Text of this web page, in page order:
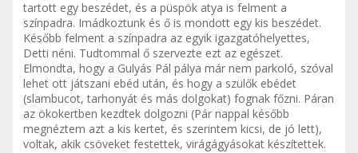
tartott egy beszédet, és a püspök atya is felment a
színpadra. Imádkoztunk és ő is mondott egy kis beszédet.
Később felment a színpadra az egyik igazgatóhelyettes,
Detti néni. Tudtommal ő szervezte ezt az egészet.
Elmondta, hogy a Gulyás Pál pálya már nem parkoló, szóval
lehet ott játszani ebéd után, és hogy a szülők ebédet
(slambucot, tarhonyát és más dolgokat) fognak főzni. Páran
az ökokertben kezdtek dolgozni (Pár nappal később
megnéztem azt a kis kertet, és szerintem kicsi, de jó lett),
voltak, akik csöveket festettek, virágágyásokat készítettek.